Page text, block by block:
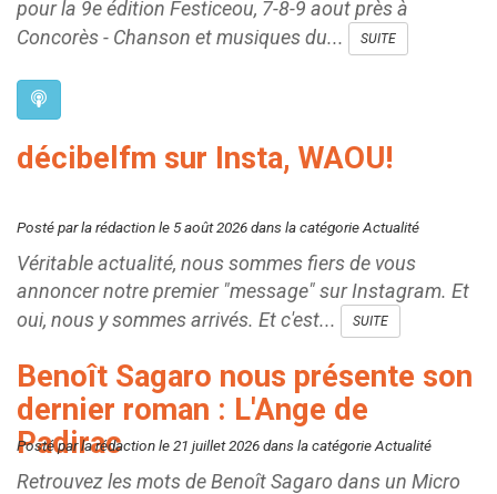
pour la 9e édition Festiceou, 7-8-9 aout près à
Concorès - Chanson et musiques du...
SUITE
décibelfm sur Insta, WAOU!
Posté par la rédaction le 5 août 2026 dans la catégorie Actualité
Véritable actualité, nous sommes fiers de vous
annoncer notre premier "message" sur Instagram. Et
oui, nous y sommes arrivés. Et c'est...
SUITE
Benoît Sagaro nous présente son
dernier roman : L'Ange de
Padirac
Posté par la rédaction le 21 juillet 2026 dans la catégorie Actualité
Retrouvez les mots de Benoît Sagaro dans un Micro